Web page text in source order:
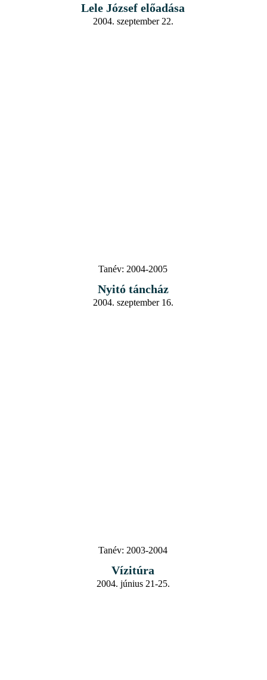
Lele József előadása
2004. szeptember 22.
Tanév: 2004-2005
Nyitó táncház
2004. szeptember 16.
Tanév: 2003-2004
Vízitúra
2004. június 21-25.